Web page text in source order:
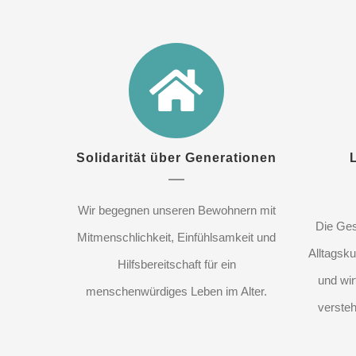
Solidarität über Generationen
Wir begegnen unseren Bewohnern mit
Mitmenschlichkeit, Einfühlsamkeit und
Hilfsbereitschaft für ein
menschenwürdiges Leben im Alter.
Die
und